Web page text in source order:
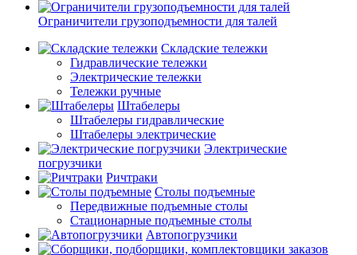
Ограничители грузоподъемности для талей
Складские тележки
Гидравлические тележки
Электрические тележки
Тележки ручные
Штабелеры
Штабелеры гидравлические
Штабелеры электрические
Электрические
погрузчики
Ричтраки
Столы подъемные
Передвижные подъемные столы
Стационарные подъемные столы
Автопогрузчики